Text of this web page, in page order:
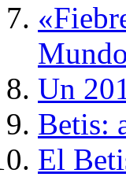
Mundo
Un
Betis:
El